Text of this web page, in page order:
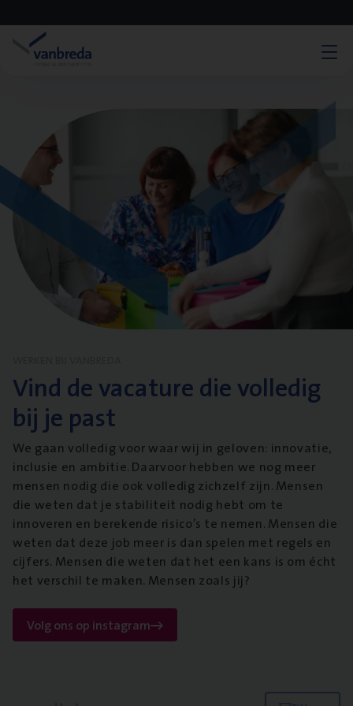
Vind de vacature die volledig
bij je past
We gaan volledig voor waar wij in geloven: innovatie,
inclusie en ambitie. Daarvoor hebben we nog meer
mensen nodig die ook volledig zichzelf zijn. Mensen
die weten dat je stabiliteit nodig hebt om te
innoveren en berekende risico’s te nemen. Mensen die
weten dat deze job meer is dan spelen met regels en
cijfers. Mensen die weten dat het een kans is om écht
het verschil te maken. Mensen zoals jij?
Volg ons op instagram